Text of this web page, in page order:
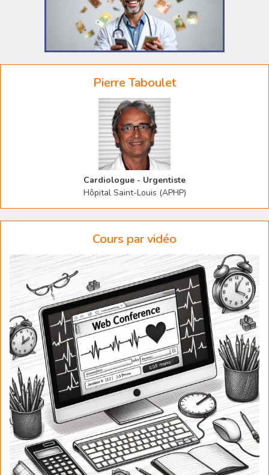
Pierre Taboulet
Cardiologue - Urgentiste
Hôpital Saint-Louis (APHP)
Cours par vidéo